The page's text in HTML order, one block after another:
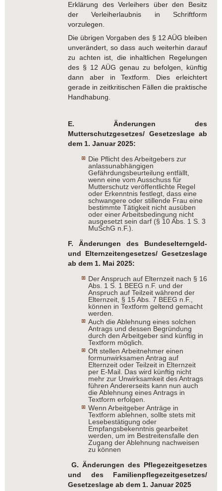
Erklärung des Verleihers über den Besitz
der Verleiherlaubnis in Schriftform
vorzulegen.
Die übrigen Vorgaben des § 12 AÜG bleiben
unverändert, so dass auch weiterhin darauf
zu achten ist, die inhaltlichen Regelungen
des § 12 AÜG genau zu befolgen, künftig
dann aber in Textform. Dies erleichtert
gerade in zeitkritischen Fällen die praktische
Handhabung.
E. Änderungen des
Mutterschutzgesetzes/ Gesetzeslage ab
dem 1. Januar 2025:
Die Pflicht des Arbeitgebers zur
anlassunabhängigen
Gefährdungsbeurteilung entfällt,
wenn eine vom Ausschuss für
Mutterschutz veröffentlichte Regel
oder Erkenntnis festlegt, dass eine
schwangere oder stillende Frau eine
bestimmte Tätigkeit nicht ausüben
oder einer Arbeitsbedingung nicht
ausgesetzt sein darf (§ 10 Abs. 1 S. 3
MuSchG n.F.).
F. Änderungen des Bundeselterngeld-
und Elternzeitengesetzes/ Gesetzeslage
ab dem 1. Mai 2025:
Der Anspruch auf Elternzeit nach § 16
Abs. 1 S. 1 BEEG n.F. und der
Anspruch auf Teilzeit während der
Elternzeit, § 15 Abs. 7 BEEG n.F.,
können in Textform geltend gemacht
werden.
Auch die Ablehnung eines solchen
Antrags und dessen Begründung
durch den Arbeitgeber sind künftig in
Textform möglich.
Oft stellen Arbeitnehmer einen
formunwirksamen Antrag auf
Elternzeit oder Teilzeit in Elternzeit
per E-Mail. Das wird künftig nicht
mehr zur Unwirksamkeit des Antrags
führen Andererseits kann nun auch
die Ablehnung eines Antrags in
Textform erfolgen.
Wenn Arbeitgeber Anträge in
Textform ablehnen, sollte stets mit
Lesebestätigung oder
Empfangsbekenntnis gearbeitet
werden, um im Bestreitensfalle den
Zugang der Ablehnung nachweisen
zu können
G. Änderungen des Pflegezeitgesetzes
und des Familienpflegezeitgesetzes/
Gesetzeslage ab dem 1. Januar 2025